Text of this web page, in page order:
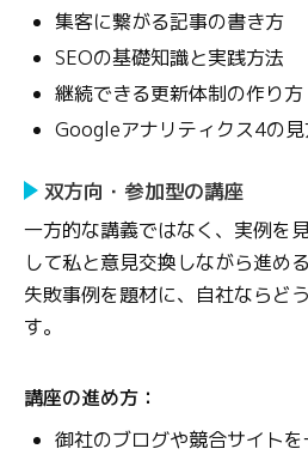
集客に繋がる記事の書き方
SEOの基礎知識と実践方法
継続できる更新体制の作り方
Googleアナリティクス4の
双方向・参加型の講座
一方的な講義ではなく、実例を
して私と意見交換しながら進め
失敗事例を題材に、自社ならど
す。
講座の進め方：
御社のブログや競合サイト